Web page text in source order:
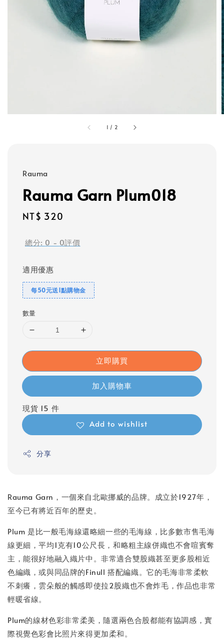
1 / 2
Rauma
Rauma Garn Plum018
Regular
NT$ 320
總分: 0 - 0評價
適用優惠
每50元送1點購物金
數量
立即購買
加入購物車
現貨 15 件
Add to wishlist
分享
Rauma Garn，一個來自北歐挪威的品牌。成立於1927年，
至今已有將近百年的歷史。
Plum 是比一般毛海線還略細一些的毛海線，比多數市售毛海
線更細，平均1克有10公尺長，和略粗主線併織也不會喧賓奪
主，能很好地融入織片中。非常適合雙股織甚至更多股相近
色編織，或與同品牌的Finull 搭配編織。它的毛海非常柔軟
不刺癢，雲朵般的觸感即使拉2股織也不會炸毛，作品也非常
輕暖省線。
Plum的線材色彩非常柔美，隨選兩色合股都能有協調感，實
際視覺色彩會比照片來得更加柔和。